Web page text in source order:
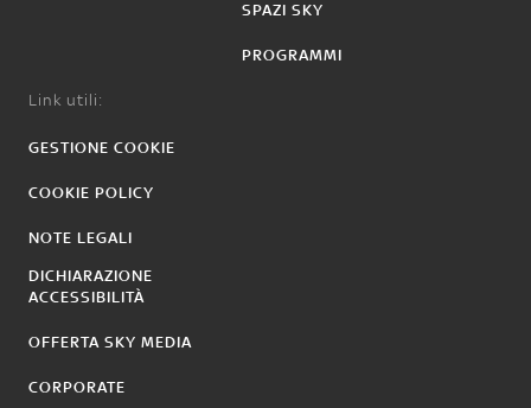
SPAZI SKY
PROGRAMMI
Link utili:
GESTIONE COOKIE
COOKIE POLICY
NOTE LEGALI
DICHIARAZIONE
ACCESSIBILITÀ
OFFERTA SKY MEDIA
CORPORATE